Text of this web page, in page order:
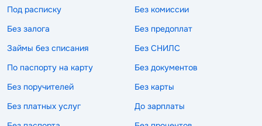
Под расписку
Без комиссии
Без залога
Без предоплат
Займы без списания
Без СНИЛС
По паспорту на карту
Без документов
Без поручителей
Без карты
Без платных услуг
До зарплаты